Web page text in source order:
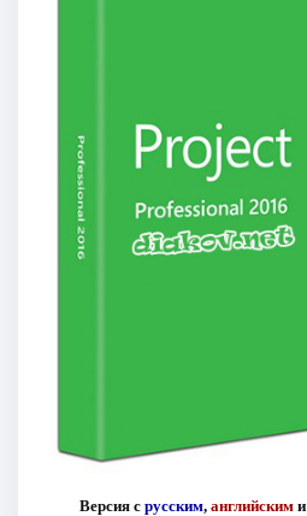
Версия с русским, английскими